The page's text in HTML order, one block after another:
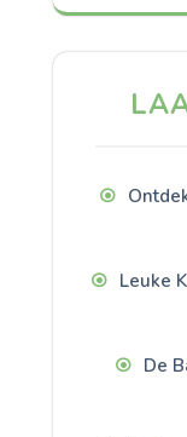
Leuke
De